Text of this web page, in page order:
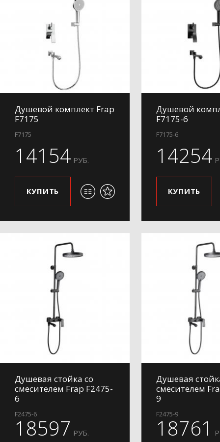
Душевой комплект Frap
F7175
F7175
14154 РУБ.
КУПИТЬ
Душевой
F7175-6
F7175-6
14254
КУПИТЬ
Душевая стойка со
смесителем Frap F2475-
6
F2475-6
18597 РУБ.
Душевая
смесителем
9
F2475-9
18761